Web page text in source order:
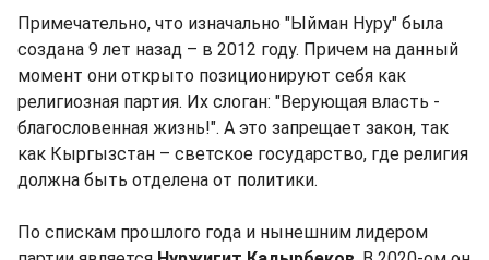
Примечательно, что изначально "Ыйман Нуру" была
создана 9 лет назад – в 2012 году. Причем на данный
момент они открыто позиционируют себя как
религиозная партия. Их слоган: "Верующая власть -
благословенная жизнь!". А это запрещает закон, так
как Кыргызстан – светское государство, где религия
должна быть отделена от политики.
По спискам прошлого года и нынешним лидером